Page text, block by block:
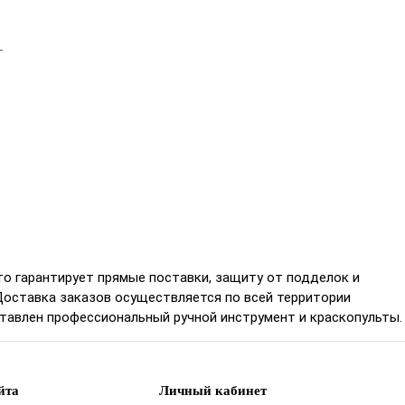
прямые поставки, защиту от подделок и
заказов осуществляется по всей территории
профессиональный ручной инструмент и краскопульты.
Личный кабинет